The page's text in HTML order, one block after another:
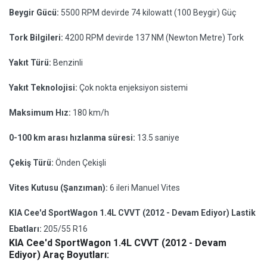
Beygir Gücü: 5500 RPM devirde 74 kilowatt (100 Beygir) Güç
Tork Bilgileri: 4200 RPM devirde 137 NM (Newton Metre) Tork
Yakıt Türü: Benzinli
Yakıt Teknolojisi: Çok nokta enjeksiyon sistemi
Maksimum Hız: 180 km/h
0-100 km arası hızlanma süresi: 13.5 saniye
Çekiş Türü: Önden Çekişli
Vites Kutusu (Şanzıman): 6 ileri Manuel Vites
KIA Cee'd SportWagon 1.4L CVVT (2012 - Devam Ediyor) Lastik
Ebatları: 205/55 R16
KIA Cee'd SportWagon 1.4L CVVT (2012 - Devam
Ediyor) Araç Boyutları: